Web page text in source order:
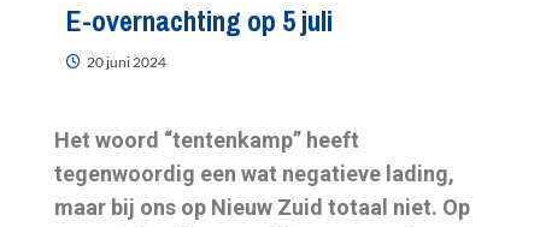
E-overnachting op 5 juli
20 juni 2024
Het woord “tentenkamp” heeft
tegenwoordig een wat negatieve lading,
maar bij ons op Nieuw Zuid totaal niet. Op